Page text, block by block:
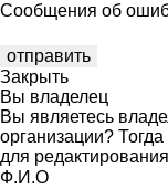
Сообщения об
Закрыть
Вы владелец
Вы являетесь
организации?
для
Ф.И.О